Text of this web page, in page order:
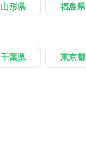
山形県 福島県
千葉県 東京都